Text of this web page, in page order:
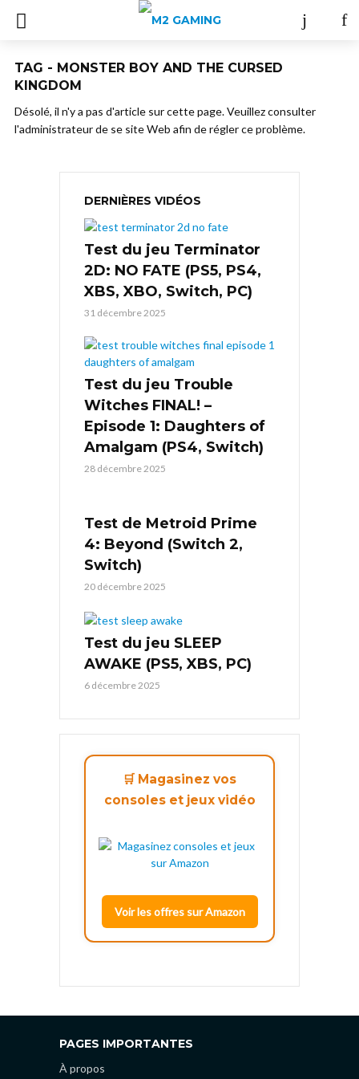
TAG - MONSTER BOY AND THE CURSED
KINGDOM
Désolé, il n'y a pas d'article sur cette page. Veuillez consulter
l'administrateur de se site Web afin de régler ce problème.
DERNIÈRES VIDÉOS
Test du jeu Terminator
2D: NO FATE (PS5, PS4,
XBS, XBO, Switch, PC)
31 décembre 2025
Test du jeu Trouble
Witches FINAL! –
Episode 1: Daughters of
Amalgam (PS4, Switch)
28 décembre 2025
Test de Metroid Prime
4: Beyond (Switch 2,
Switch)
20 décembre 2025
Test du jeu SLEEP
AWAKE (PS5, XBS, PC)
6 décembre 2025
🛒 Magasinez vos
consoles et jeux vidéo
Voir les offres sur Amazon
PAGES IMPORTANTES
À propos